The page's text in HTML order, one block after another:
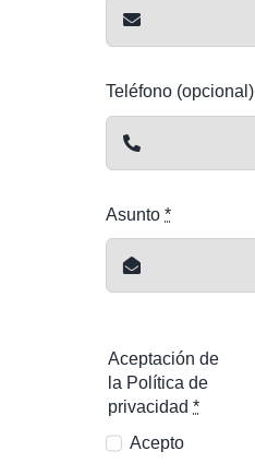
Teléfono (opcional)
Asunto*
Aceptación de
la Política de
privacidad*
Acepto